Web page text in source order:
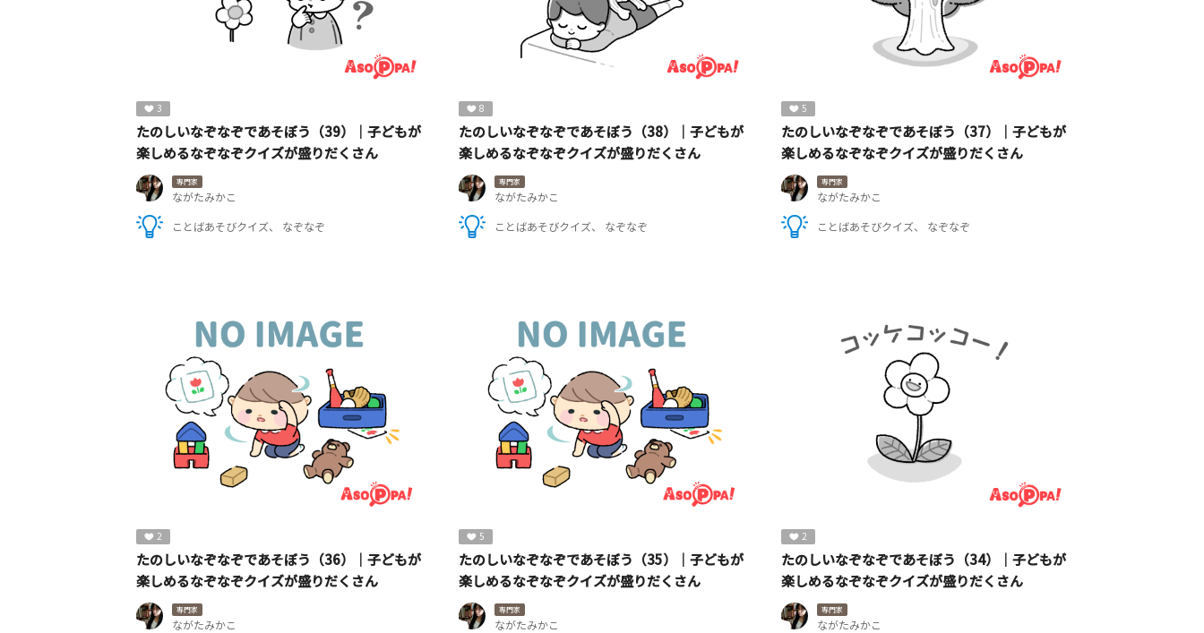
3
たのしいなぞなぞであそぼう（39）｜子どもが
楽しめるなぞなぞクイズが盛りだくさん
専門家
ながたみかこ
ことばあそびクイズ
なぞなぞ
8
たのしいなぞなぞであそぼう（38）｜子どもが
楽しめるなぞなぞクイズが盛りだくさん
専門家
ながたみかこ
ことばあそびクイズ
なぞなぞ
5
たのしいなぞなぞであそぼう（37）｜子どもが
楽しめるなぞなぞクイズが盛りだくさん
専門家
ながたみかこ
ことばあそびクイズ
なぞなぞ
2
たのしいなぞなぞであそぼう（36）｜子どもが
楽しめるなぞなぞクイズが盛りだくさん
専門家
ながたみかこ
5
たのしいなぞなぞであそぼう（35）｜子どもが
楽しめるなぞなぞクイズが盛りだくさん
専門家
ながたみかこ
2
たのしいなぞなぞであそぼう（34）｜子どもが
楽しめるなぞなぞクイズが盛りだくさん
専門家
ながたみかこ